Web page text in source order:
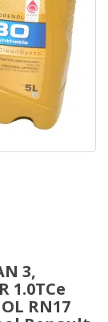
3,
1.0TCe
RN17